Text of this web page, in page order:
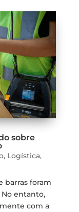
sobre
, Logística,
barras foram
entanto,
com a